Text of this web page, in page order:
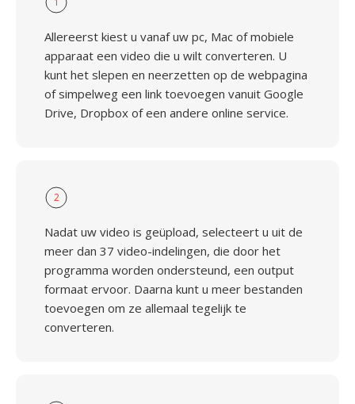
Allereerst kiest u vanaf uw pc, Mac of mobiele
apparaat een video die u wilt converteren. U
kunt het slepen en neerzetten op de webpagina
of simpelweg een link toevoegen vanuit Google
Drive, Dropbox of een andere online service.
2
Nadat uw video is geüpload, selecteert u uit de
meer dan 37 video-indelingen, die door het
programma worden ondersteund, een output
formaat ervoor. Daarna kunt u meer bestanden
toevoegen om ze allemaal tegelijk te
converteren.